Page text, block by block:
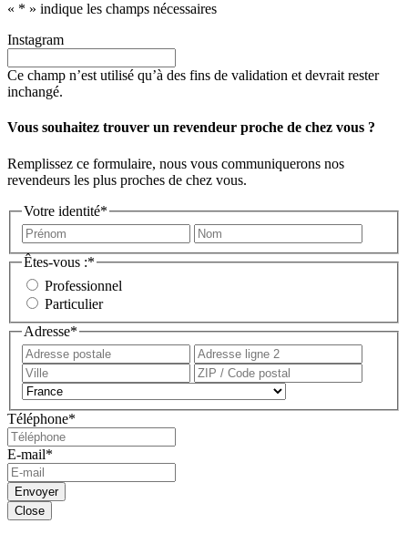
« * » indique les champs nécessaires
Instagram
Ce champ n’est utilisé qu’à des fins de validation et devrait rester
inchangé.
Vous souhaitez trouver un revendeur proche de chez vous ?
Remplissez ce formulaire, nous vous communiquerons nos
revendeurs les plus proches de chez vous.
Votre identité*
Prénom
Êtes-vous :*
Professionnel
Particulier
Adresse*
Adresse
postale
Ville
Téléphone*
E-mail*
Close